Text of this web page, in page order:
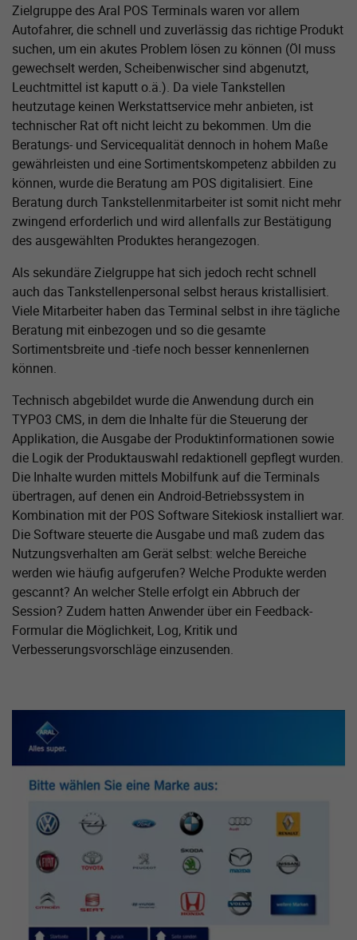
Zielgruppe des Aral POS Terminals waren vor allem
Autofahrer, die schnell und zuverlässig das richtige Produkt
suchen, um ein akutes Problem lösen zu können (Öl muss
gewechselt werden, Scheibenwischer sind abgenutzt,
Leuchtmittel ist kaputt o.ä.). Da viele Tankstellen
heutzutage keinen Werkstattservice mehr anbieten, ist
technischer Rat oft nicht leicht zu bekommen. Um die
Beratungs- und Servicequalität dennoch in hohem Maße
gewährleisten und eine Sortimentskompetenz abbilden zu
können, wurde die Beratung am POS digitalisiert. Eine
Beratung durch Tankstellenmitarbeiter ist somit nicht mehr
zwingend erforderlich und wird allenfalls zur Bestätigung
des ausgewählten Produktes herangezogen.
Als sekundäre Zielgruppe hat sich jedoch recht schnell
auch das Tankstellenpersonal selbst heraus kristallisiert.
Viele Mitarbeiter haben das Terminal selbst in ihre tägliche
Beratung mit einbezogen und so die gesamte
Sortimentsbreite und -tiefe noch besser kennenlernen
können.
Technisch abgebildet wurde die Anwendung durch ein
TYPO3 CMS, in dem die Inhalte für die Steuerung der
Applikation, die Ausgabe der Produktinformationen sowie
die Logik der Produktauswahl redaktionell gepflegt wurden.
Die Inhalte wurden mittels Mobilfunk auf die Terminals
übertragen, auf denen ein Android-Betriebssystem in
Kombination mit der POS Software Sitekiosk installiert war.
Die Software steuerte die Ausgabe und maß zudem das
Nutzungsverhalten am Gerät selbst: welche Bereiche
werden wie häufig aufgerufen? Welche Produkte werden
gescannt? An welcher Stelle erfolgt ein Abbruch der
Session? Zudem hatten Anwender über ein Feedback-
Formular die Möglichkeit, Log, Kritik und
Verbesserungsvorschläge einzusenden.